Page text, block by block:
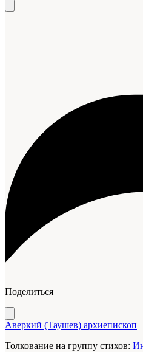
Поделиться
Аверкий (Таушев) архиепископ
Толкование на группу стихов: